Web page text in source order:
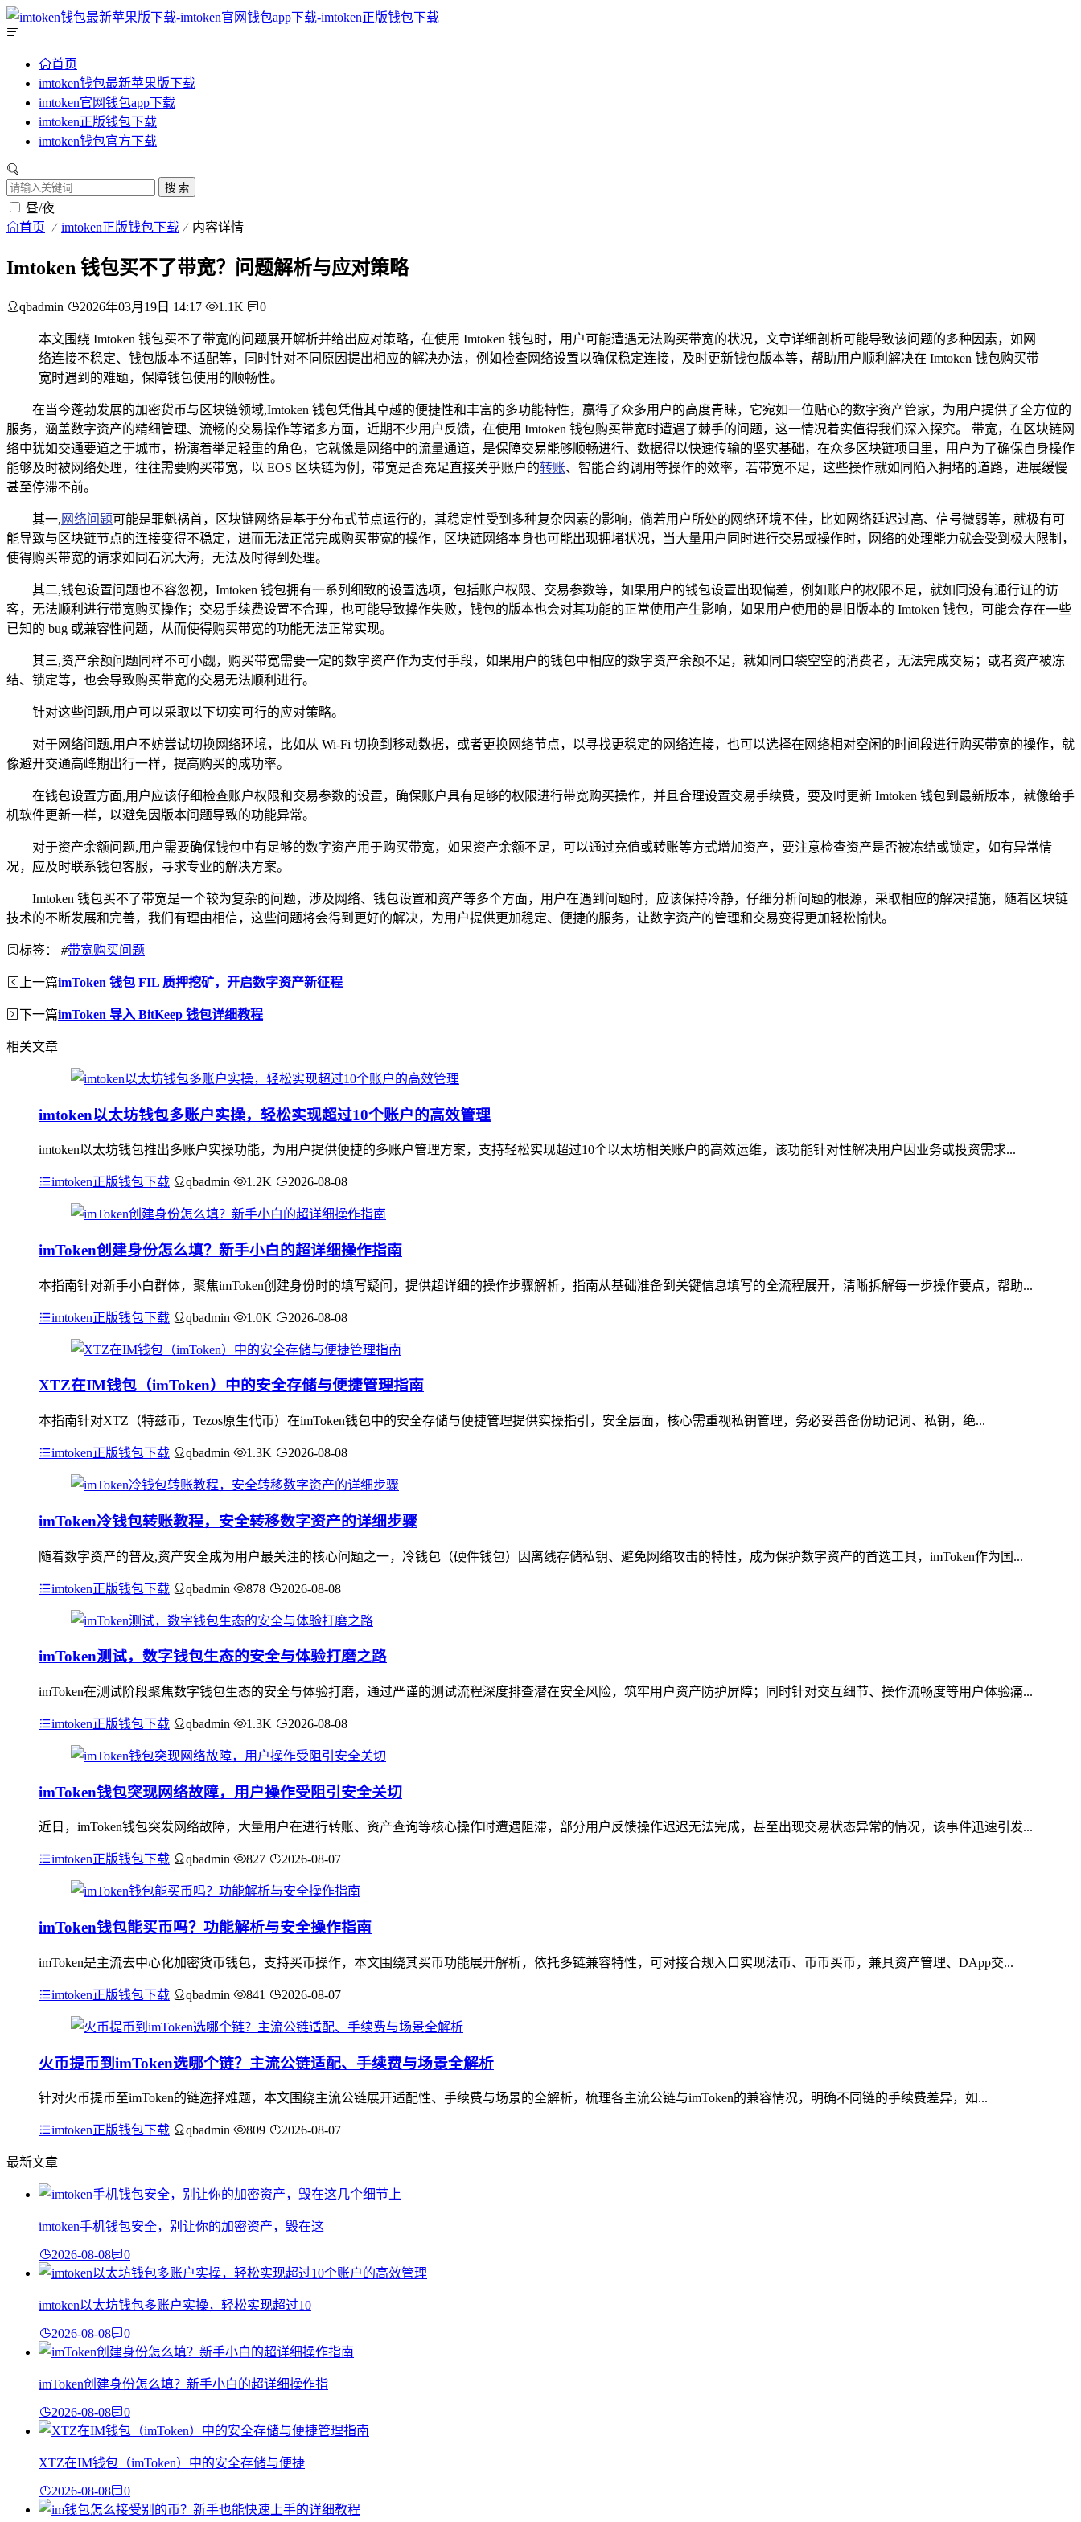
首页
imtoken钱包最新苹果版下载
imtoken官网钱包app下载
imtoken正版钱包下载
imtoken钱包官方下载
搜 索
昼/夜
首页 imtoken正版钱包下载 内容详情
Imtoken 钱包买不了带宽？问题解析与应对策略
qbadmin 2026年03月19日 14:17 1.1K 0
本文围绕 Imtoken 钱包买不了带宽的问题展开解析并给出应对策略，在使用 Imtoken 钱包时，用户可能遭遇无法购买带宽的状况，文章详细剖析可能导致该问题的多种因素，如网
络连接不稳定、钱包版本不适配等，同时针对不同原因提出相应的解决办法，例如检查网络设置以确保稳定连接，及时更新钱包版本等，帮助用户顺利解决在 Imtoken 钱包购买带
宽时遇到的难题，保障钱包使用的顺畅性。
在当今蓬勃发展的加密货币与区块链领域,Imtoken 钱包凭借其卓越的便捷性和丰富的多功能特性，赢得了众多用户的高度青睐，它宛如一位贴心的数字资产管家，为用户提供了全方位的
服务，涵盖数字资产的精细管理、流畅的交易操作等诸多方面，近期不少用户反馈，在使用 Imtoken 钱包购买带宽时遭遇了棘手的问题，这一情况着实值得我们深入探究。 带宽，在区块链网
络中犹如交通要道之于城市，扮演着举足轻重的角色，它就像是网络中的流量通道，是保障交易能够顺畅进行、数据得以快速传输的坚实基础，在众多区块链项目里，用户为了确保自身操作
能够及时被网络处理，往往需要购买带宽，以 EOS 区块链为例，带宽是否充足直接关乎账户的转账、智能合约调用等操作的效率，若带宽不足，这些操作就如同陷入拥堵的道路，进展缓慢
甚至停滞不前。
其一, 网络问题可能是罪魁祸首，区块链网络是基于分布式节点运行的，其稳定性受到多种复杂因素的影响，倘若用户所处的网络环境不佳，比如网络延迟过高、信号微弱等，就极有可
能导致与区块链节点的连接变得不稳定，进而无法正常完成购买带宽的操作，区块链网络本身也可能出现拥堵状况，当大量用户同时进行交易或操作时，网络的处理能力就会受到极大限制，
使得购买带宽的请求如同石沉大海，无法及时得到处理。
其二,钱包设置问题也不容忽视，Imtoken 钱包拥有一系列细致的设置选项，包括账户权限、交易参数等，如果用户的钱包设置出现偏差，例如账户的权限不足，就如同没有通行证的访
客，无法顺利进行带宽购买操作；交易手续费设置不合理，也可能导致操作失败，钱包的版本也会对其功能的正常使用产生影响，如果用户使用的是旧版本的 Imtoken 钱包，可能会存在一些
已知的 bug 或兼容性问题，从而使得购买带宽的功能无法正常实现。
其三,资产余额问题同样不可小觑，购买带宽需要一定的数字资产作为支付手段，如果用户的钱包中相应的数字资产余额不足，就如同口袋空空的消费者，无法完成交易；或者资产被冻
结、锁定等，也会导致购买带宽的交易无法顺利进行。
针对这些问题,用户可以采取以下切实可行的应对策略。
对于网络问题,用户不妨尝试切换网络环境，比如从 Wi-Fi 切换到移动数据，或者更换网络节点，以寻找更稳定的网络连接，也可以选择在网络相对空闲的时间段进行购买带宽的操作，就
像避开交通高峰期出行一样，提高购买的成功率。
在钱包设置方面,用户应该仔细检查账户权限和交易参数的设置，确保账户具有足够的权限进行带宽购买操作，并且合理设置交易手续费，要及时更新 Imtoken 钱包到最新版本，就像给手
机软件更新一样，以避免因版本问题导致的功能异常。
对于资产余额问题,用户需要确保钱包中有足够的数字资产用于购买带宽，如果资产余额不足，可以通过充值或转账等方式增加资产，要注意检查资产是否被冻结或锁定，如有异常情
况，应及时联系钱包客服，寻求专业的解决方案。
Imtoken 钱包买不了带宽是一个较为复杂的问题，涉及网络、钱包设置和资产等多个方面，用户在遇到问题时，应该保持冷静，仔细分析问题的根源，采取相应的解决措施，随着区块链
技术的不断发展和完善，我们有理由相信，这些问题将会得到更好的解决，为用户提供更加稳定、便捷的服务，让数字资产的管理和交易变得更加轻松愉快。
标签： #带宽购买问题
上一篇imToken 钱包 FIL 质押挖矿，开启数字资产新征程
下一篇imToken 导入 BitKeep 钱包详细教程
相关文章
imtoken以太坊钱包多账户实操，轻松实现超过10个账户的高效管理
imtoken以太坊钱包推出多账户实操功能，为用户提供便捷的多账户管理方案，支持轻松实现超过10个以太坊相关账户的高效运维，该功能针对性解决用户因业务或投资需求...
imtoken正版钱包下载 qbadmin 1.2K 2026-08-08
imToken创建身份怎么填？新手小白的超详细操作指南
本指南针对新手小白群体，聚焦imToken创建身份时的填写疑问，提供超详细的操作步骤解析，指南从基础准备到关键信息填写的全流程展开，清晰拆解每一步操作要点，帮助...
imtoken正版钱包下载 qbadmin 1.0K 2026-08-08
XTZ在IM钱包（imToken）中的安全存储与便捷管理指南
本指南针对XTZ（特兹币，Tezos原生代币）在imToken钱包中的安全存储与便捷管理提供实操指引，安全层面，核心需重视私钥管理，务必妥善备份助记词、私钥，绝...
imtoken正版钱包下载 qbadmin 1.3K 2026-08-08
imToken冷钱包转账教程，安全转移数字资产的详细步骤
随着数字资产的普及,资产安全成为用户最关注的核心问题之一，冷钱包（硬件钱包）因离线存储私钥、避免网络攻击的特性，成为保护数字资产的首选工具，imToken作为国...
imtoken正版钱包下载 qbadmin 878 2026-08-08
imToken测试，数字钱包生态的安全与体验打磨之路
imToken在测试阶段聚焦数字钱包生态的安全与体验打磨，通过严谨的测试流程深度排查潜在安全风险，筑牢用户资产防护屏障；同时针对交互细节、操作流畅度等用户体验痛...
imtoken正版钱包下载 qbadmin 1.3K 2026-08-08
imToken钱包突现网络故障，用户操作受阻引安全关切
近日，imToken钱包突发网络故障，大量用户在进行转账、资产查询等核心操作时遭遇阻滞，部分用户反馈操作迟迟无法完成，甚至出现交易状态异常的情况，该事件迅速引发...
imtoken正版钱包下载 qbadmin 827 2026-08-07
imToken钱包能买币吗？功能解析与安全操作指南
imToken是主流去中心化加密货币钱包，支持买币操作，本文围绕其买币功能展开解析，依托多链兼容特性，可对接合规入口实现法币、币币买币，兼具资产管理、DApp交...
imtoken正版钱包下载 qbadmin 841 2026-08-07
火币提币到imToken选哪个链？主流公链适配、手续费与场景全解析
针对火币提币至imToken的链选择难题，本文围绕主流公链展开适配性、手续费与场景的全解析，梳理各主流公链与imToken的兼容情况，明确不同链的手续费差异，如...
imtoken正版钱包下载 qbadmin 809 2026-08-07
最新文章
imtoken手机钱包安全，别让你的加密资产，毁在这
2026-08-08 0
imtoken以太坊钱包多账户实操，轻松实现超过10
2026-08-08 0
imToken创建身份怎么填？新手小白的超详细操作指
2026-08-08 0
XTZ在IM钱包（imToken）中的安全存储与便捷
2026-08-08 0